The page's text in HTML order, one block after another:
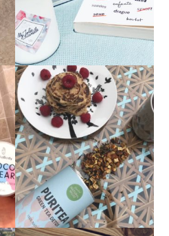
Vote fermé !
Vote fermé !